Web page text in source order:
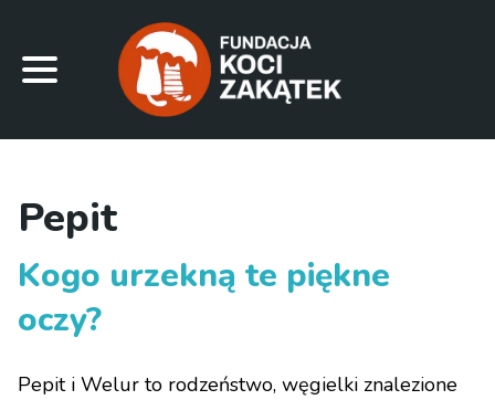
Pepit
Kogo urzekną te piękne
oczy?
Pepit i Welur to rodzeństwo, węgielki znalezione